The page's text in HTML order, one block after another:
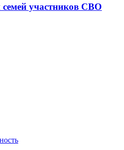
семей участников СВО